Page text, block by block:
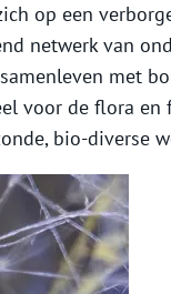
op een
netwerk van
met
voor de flora en
bio-diverse